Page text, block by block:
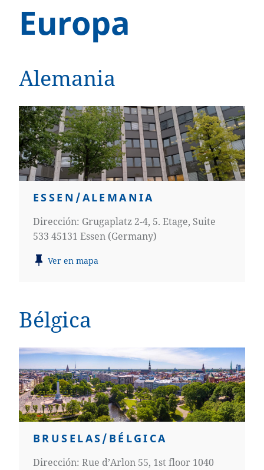
Europa
Alemania
ESSEN/ALEMANIA
Dirección: Grugaplatz 2-4, 5. Etage, Suite
533 45131 Essen (Germany)
Ver en mapa
Bélgica
BRUSELAS/BÉLGICA
Dirección: Rue d’Arlon 55, 1st floor 1040